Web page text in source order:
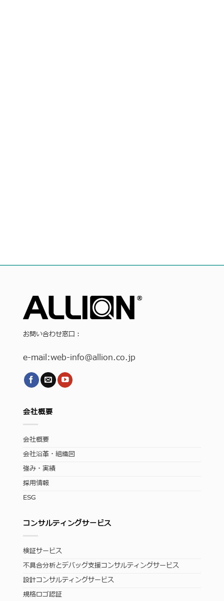
お問い合わせ窓口：
e-mail:web-info@allion.co.jp
会社概要
会社概要
会社沿革・組織図
強み・実績
採用情報
ESG
コンサルティングサービス
検証サービス
不具合分析とデバッグ支援コンサルティングサービス
設計コンサルティングサービス
規格ロゴ認証